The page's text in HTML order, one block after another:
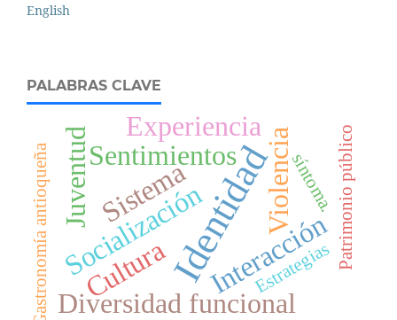
English
PALABRAS CLAVE
Identidad
Sentimientos
Interacción
Juventud
Diversidad funcional
Socialización Violencia
Experiencia
Cultura
Sistema síntoma.
EstrategiasPatrimonio público
Gastronomía antioqueña